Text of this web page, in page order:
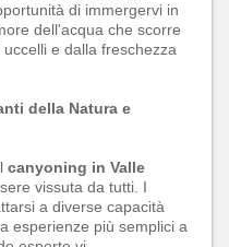
di immergervi in
dell'acqua che scorre
e dalla freschezza
della Natura e
canyoning in Valle
vissuta da tutti. I
a diverse capacità
esperienze più semplici a